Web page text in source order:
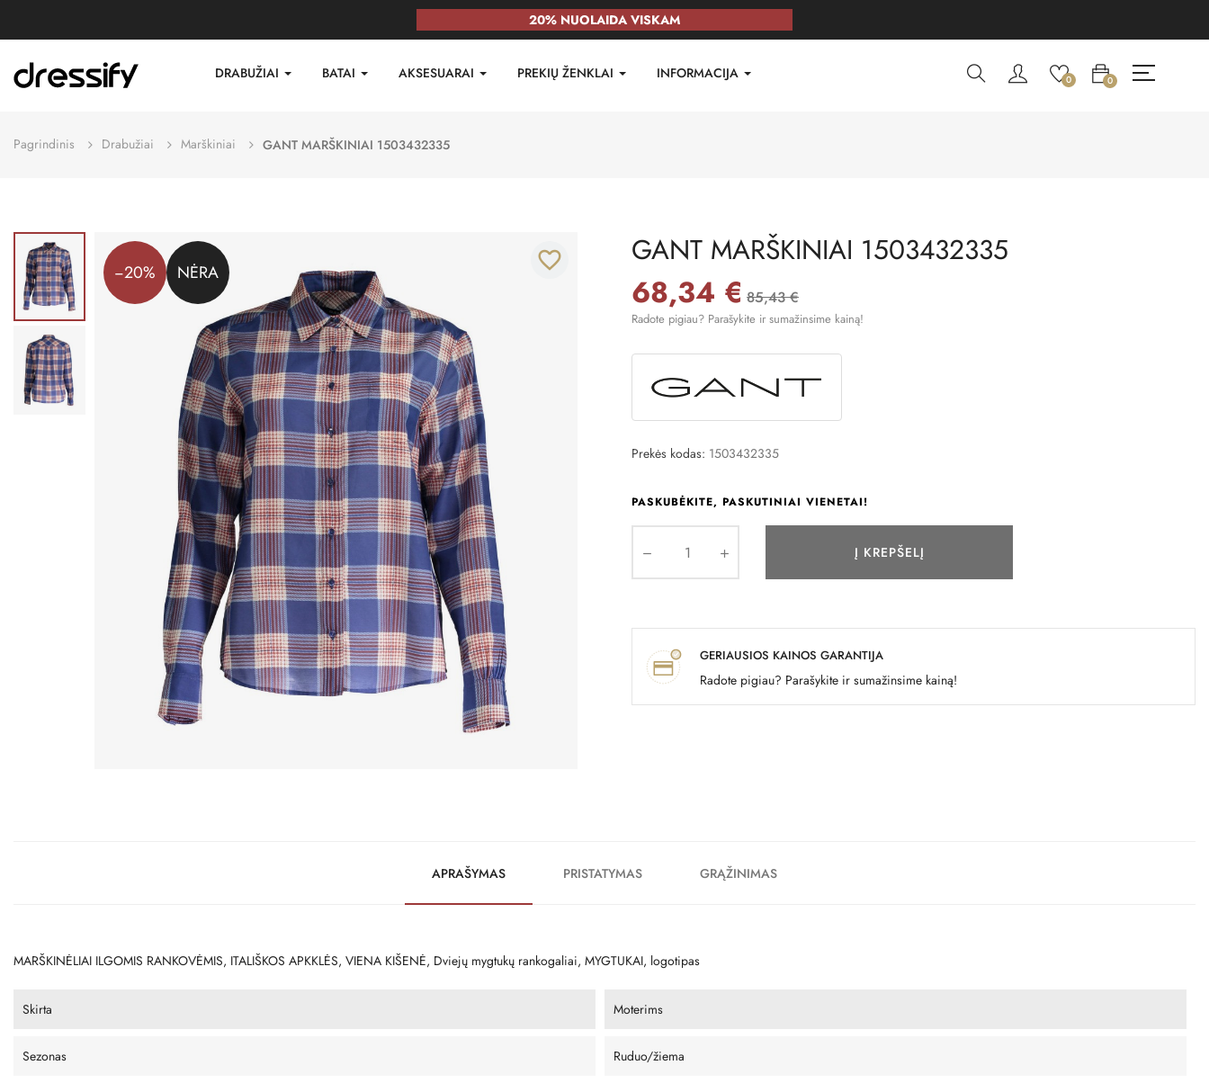
20% NUOLAIDA VISKAM
DRABUŽIAI BATAI AKSESUARAI PREKIŲ ŽENKLAI INFORMACIJA 0 0
Pagrindinis Drabužiai Marškiniai GANT MARŠKINIAI 1503432335
−20% NĖRA favorite_border GANT MARŠKINIAI 1503432335
68,34 € 85,43 €
Radote pigiau? Parašykite ir sumažinsime kainą!
Prekės kodas: 1503432335
PASKUBĖKITE, PASKUTINIAI VIENETAI!
Į KREPŠELĮ
GERIAUSIOS KAINOS GARANTIJA
Radote pigiau? Parašykite ir sumažinsime kainą!
APRAŠYMAS PRISTATYMAS GRĄŽINIMAS
MARŠKINĖLIAI ILGOMIS RANKOVĖMIS, ITALIŠKOS APKKLĖS, VIENA KIŠENĖ, Dviejų mygtukų rankogaliai, MYGTUKAI, logotipas
Skirta Moterims
Sezonas Ruduo/žiema